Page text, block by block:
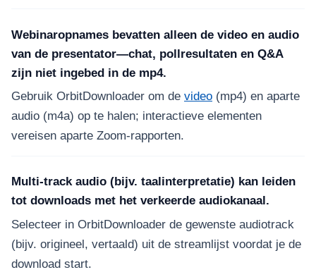
Webinaropnames bevatten alleen de video en audio
van de presentator—chat, pollresultaten en Q&A
zijn niet ingebed in de mp4.
Gebruik OrbitDownloader om de video (mp4) en aparte
audio (m4a) op te halen; interactieve elementen
vereisen aparte Zoom-rapporten.
Multi-track audio (bijv. taalinterpretatie) kan leiden
tot downloads met het verkeerde audiokanaal.
Selecteer in OrbitDownloader de gewenste audiotrack
(bijv. origineel, vertaald) uit de streamlijst voordat je de
download start.